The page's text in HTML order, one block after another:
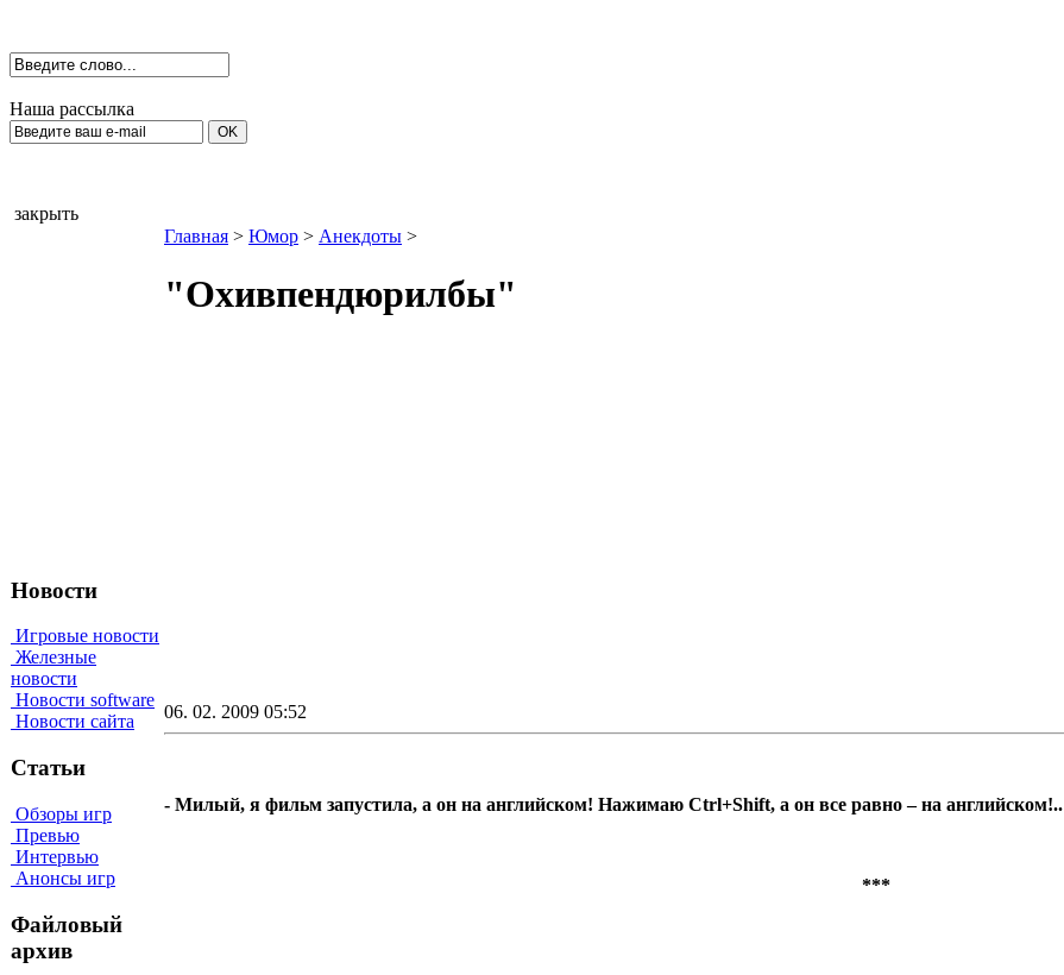
Наша рассылка
закрыть
Новости
Игровые новости
Железные
новости
Новости software
Новости сайта
Статьи
Обзоры игр
Превью
Интервью
Анонсы игр
Файловый
архив
Главная > Юмор > Анекдоты >
"Охивпендюрилбы"
06. 02. 2009 05:52
- Милый, я фильм запустила, а он на английском! Нажимаю Ctrl+Shift, а он все равно – на английском!..
***